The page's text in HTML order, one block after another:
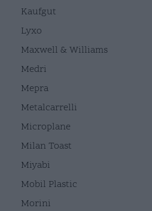
Kaufgut
Lyxo
Maxwell & Williams
Medri
Mepra
Metalcarrelli
Microplane
Milan Toast
Miyabi
Mobil Plastic
Morini